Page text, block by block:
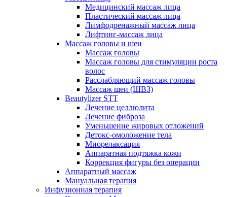
Медицинский массаж лица
Пластический массаж лица
Лимфодренажный массаж лица
Лифтинг-массаж лица
Массаж головы и шеи
Массаж головы
Массаж головы для стимуляции роста
волос
Расслабляющий массаж головы
Массаж шеи (ШВЗ)
Beautylizer STT
Лечение целлюлита
Лечение фиброза
Уменьшение жировых отложений
Детокс-омоложение тела
Миорелаксация
Аппаратная подтяжка кожи
Коррекция фигуры без операции
Аппаратный массаж
Мануальная терапия
Инфузионная терапия